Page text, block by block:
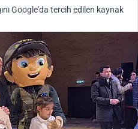
Google'da tercih edilen kaynak